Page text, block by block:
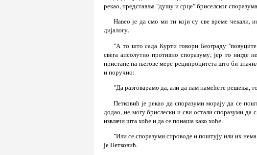
рекао, представља "душу и срце" бриселског
Навео је да смо ми ти који су све време чекали,
дијалогу.
"А то што сада Курти говори Београду
свега апсолутно противно споразуму, јер то
пристане на његове мере реципроцитета што би
и поручио:
"Да разговарамо да, али да нам намећете решења,
Петковић је рекао да споразуми морају да се
додао, не могу брислески и сви остали споразуми
извлачи шта хоће и да се понаша како хоће.
"Или се споразуми спроводе и поштују или их
је Петковић.